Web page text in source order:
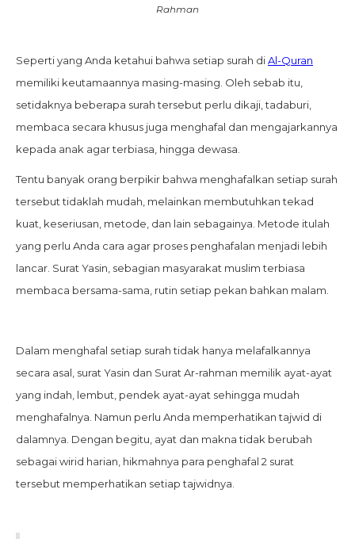
Rahman
Seperti yang Anda ketahui bahwa setiap surah diAl-Quran
memiliki keutamaannya masing-masing. Oleh sebab itu,
setidaknya beberapa surah tersebut perlu dikaji, tadaburi,
membaca secara khusus juga menghafal dan mengajarkannya
kepada anak agar terbiasa, hingga dewasa.
Tentu banyak orang berpikir bahwa menghafalkan setiap surah
tersebut tidaklah mudah, melainkan membutuhkan tekad
kuat, keseriusan, metode, dan lain sebagainya. Metode itulah
yang perlu Anda cara agar proses penghafalan menjadi lebih
lancar. Surat Yasin, sebagian masyarakat muslim terbiasa
membaca bersama-sama, rutin setiap pekan bahkan malam.
Dalam menghafal setiap surah tidak hanya melafalkannya
secara asal, surat Yasin dan Surat Ar-rahman memilik ayat-ayat
yang indah, lembut, pendek ayat-ayat sehingga mudah
menghafalnya. Namun perlu Anda memperhatikan tajwid di
dalamnya. Dengan begitu, ayat dan makna tidak berubah
sebagai wirid harian, hikmahnya para penghafal 2 surat
tersebut memperhatikan setiap tajwidnya.